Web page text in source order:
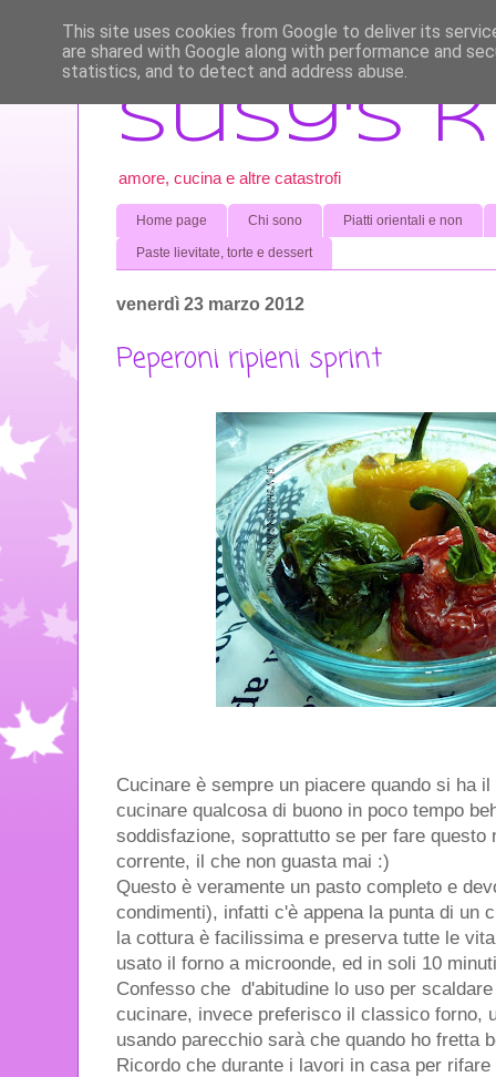
Susy's
amore, cucina e altre catastrofi
Home page Chi sono Piatti orientali e non
Paste lievitate, torte e dessert
venerdì 23 marzo 2012
Peperoni ripieni sprint
Cucinare è sempre un piacere quando si ha
cucinare qualcosa di buono in poco tempo
soddisfazione, soprattutto se per fare questo
corrente, il che non guasta mai :)
Questo è veramente un pasto completo e
condimenti), infatti c'è appena la punta di un
la cottura è facilissima e preserva tutte le
usato il forno a microonde, ed in soli 10
Confesso che d'abitudine lo uso per
cucinare, invece preferisco il classico forno,
usando parecchio sarà che quando ho fretta
Ricordo che durante i lavori in casa per
This site uses cookies from Google to deliver its
are shared with Google along with performance and
statistics, and to detect and address abuse.